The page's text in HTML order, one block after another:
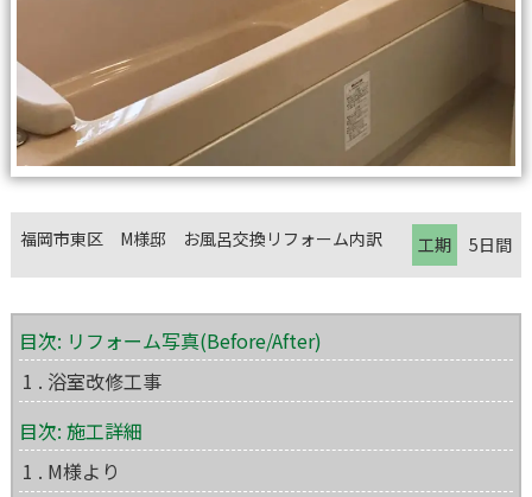
福岡市東区 M様邸 お風呂交換リフォーム内訳 工期 5日間
目次: リフォーム写真(Before/After)
1 . 浴室改修工事
目次: 施工詳細
1 . M様より